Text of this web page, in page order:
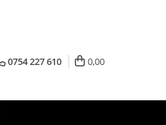
0754 227 610 0,00